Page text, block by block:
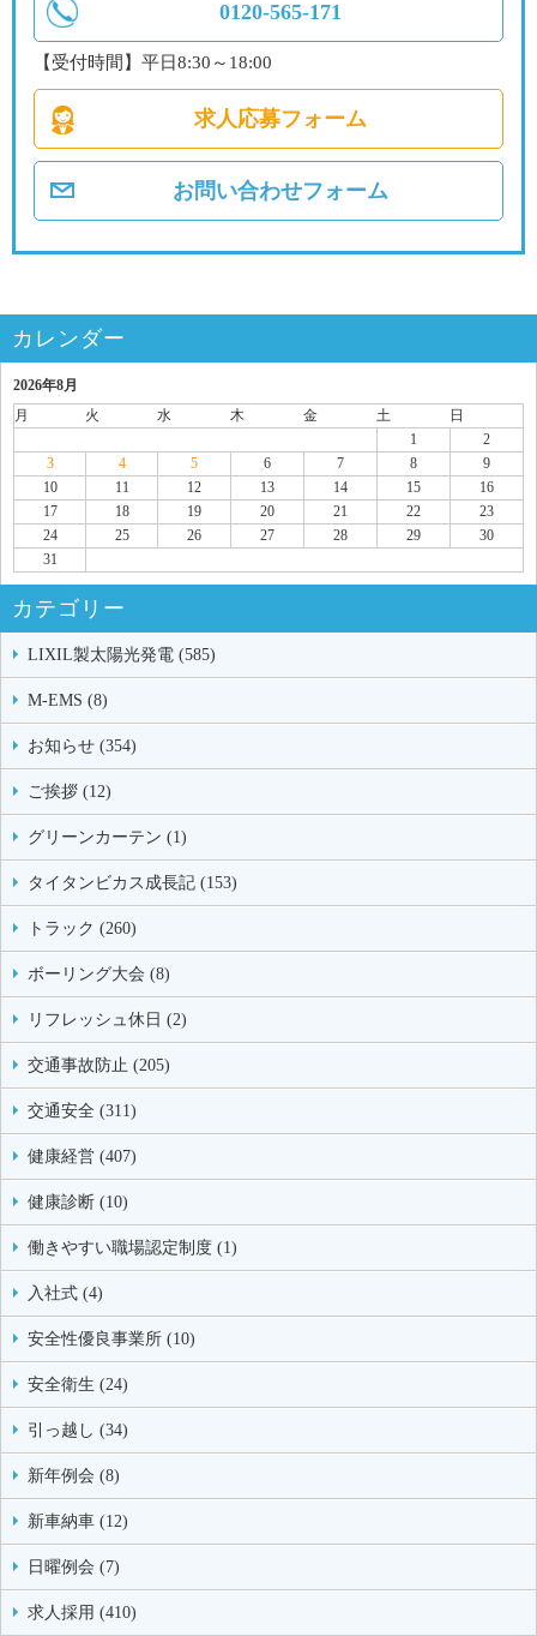
0120-565-171
【受付時間】平日8:30～18:00
求人応募フォーム
お問い合わせフォーム
カレンダー
2026年8月
月
火 水 木 金 土
日
1
2
3
4 5 6 7 8
9
10
11 12 13 14 15
16
17
18 19 20 21 22
23
24
25 26 27 28 29
30
31
カテゴリー
LIXIL製太陽光発電 (585)
M-EMS (8)
お知らせ (354)
ご挨拶 (12)
グリーンカーテン (1)
タイタンビカス成長記 (153)
トラック (260)
ボーリング大会 (8)
リフレッシュ休日 (2)
交通事故防止 (205)
交通安全 (311)
健康経営 (407)
健康診断 (10)
働きやすい職場認定制度 (1)
入社式 (4)
安全性優良事業所 (10)
安全衛生 (24)
引っ越し (34)
新年例会 (8)
新車納車 (12)
日曜例会 (7)
求人採用 (410)